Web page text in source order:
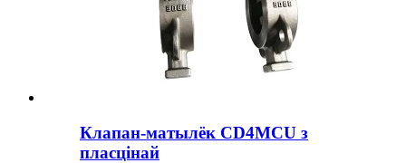
Клапан-матылёк CD4MCU з
пласцінай